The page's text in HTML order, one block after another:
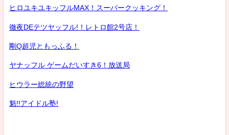
ヒロユキユキッフルMAX！スーパークッキング！
徹夜DEテツヤッフル!！レトロ館2号店！
剛Q超児ともっふる！
ヤナッフル ゲームだいすき6！放送局
ヒウラー総統の野望
魁!!アイドル塾!